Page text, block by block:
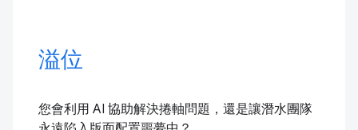
溢位
您會利用 AI 協助解決捲軸問題，還是讓潛水團隊